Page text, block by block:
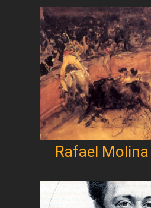
Rafael